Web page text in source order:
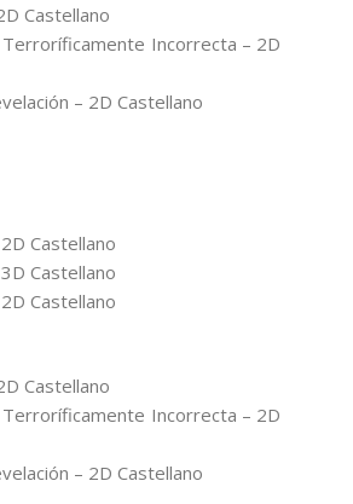
Castellano
Terroríficamente Incorrecta – 2D
– 2D Castellano
Castellano
Castellano
Castellano
Castellano
Terroríficamente Incorrecta – 2D
– 2D Castellano